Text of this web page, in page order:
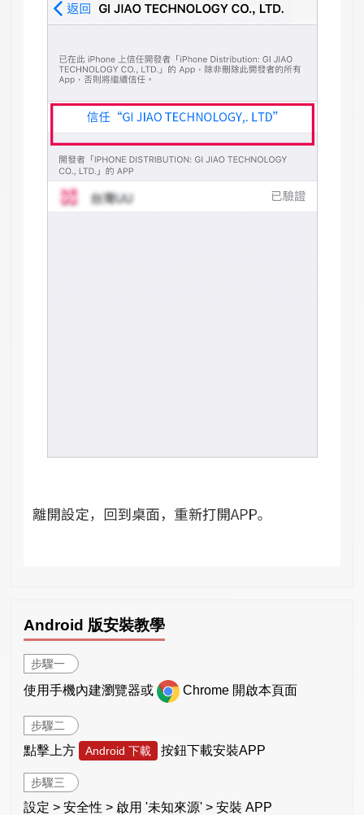
Android 版安裝教學
步驟一
使用手機內建瀏覽器或 Chrome 開啟本頁面
步驟二
點擊上方 Android 下載 按鈕下載安裝APP
步驟三
設定 > 安全性 > 啟用 '未知來源' > 安裝 APP